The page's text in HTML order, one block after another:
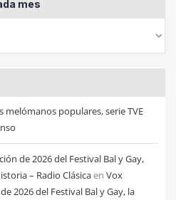
mes
melómanos populares, serie TVE
de 2026 del Festival Bal y Gay,
– Radio Clásicaen Vox
2026 del Festival Bal y Gay, la